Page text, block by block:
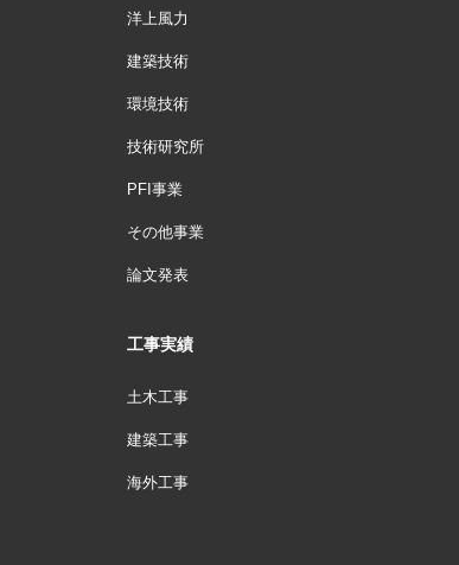
洋上風力
建築技術
環境技術
技術研究所
PFI事業
その他事業
論文発表
工事実績
土木工事
建築工事
海外工事